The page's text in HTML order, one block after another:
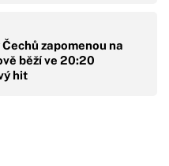
zapomenou na
běží ve 20:20
hit